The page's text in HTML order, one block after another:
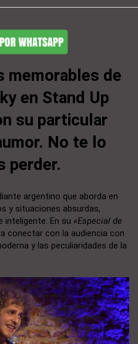
memorables de
en Stand Up
su particular
No te lo
perder.
argentino que aborda en
y situaciones absurdas,
inteligente. En su «Especial de
conectar con la audiencia con
y las peculiaridades de la